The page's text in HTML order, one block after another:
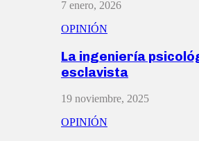
7 enero, 2026
OPINIÓN
La ingeniería
esclavista
19 noviembre, 2025
OPINIÓN